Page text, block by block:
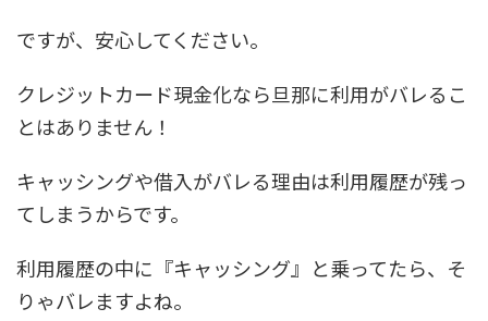
ですが、安心してください。
クレジットカード現金化なら旦那に利用がバレるこ
とはありません！
キャッシングや借入がバレる理由は利用履歴が残っ
てしまうからです。
利用履歴の中に『キャッシング』と乗ってたら、そ
りゃバレますよね。